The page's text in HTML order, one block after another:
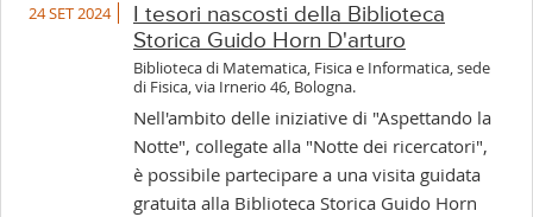
24 SET 2024
I tesori nascosti della Biblioteca
Storica Guido Horn D'arturo
Biblioteca di Matematica, Fisica e Informatica, sede
di Fisica, via Irnerio 46, Bologna.
Nell'ambito delle iniziative di "Aspettando la
Notte", collegate alla "Notte dei ricercatori",
è possibile partecipare a una visita guidata
gratuita alla Biblioteca Storica Guido Horn